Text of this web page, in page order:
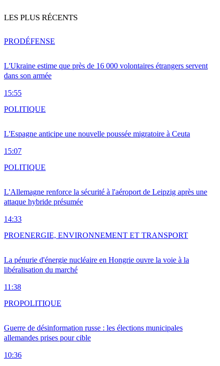
LES PLUS RÉCENTS
L'Ukraine estime que près de 16 000 volontaires étrangers servent
dans son armée
15:55
PRODÉFENSE
L'Espagne anticipe une nouvelle poussée migratoire à Ceuta
15:07
POLITIQUE
L'Allemagne renforce la sécurité à l'aéroport de Leipzig après une
attaque hybride présumée
14:33
POLITIQUE
La pénurie d'énergie nucléaire en Hongrie ouvre la voie à la
libéralisation du marché
11:38
PROENERGIE, ENVIRONNEMENT ET TRANSPORT
Guerre de désinformation russe : les élections municipales
allemandes prises pour cible
10:36
PROPOLITIQUE